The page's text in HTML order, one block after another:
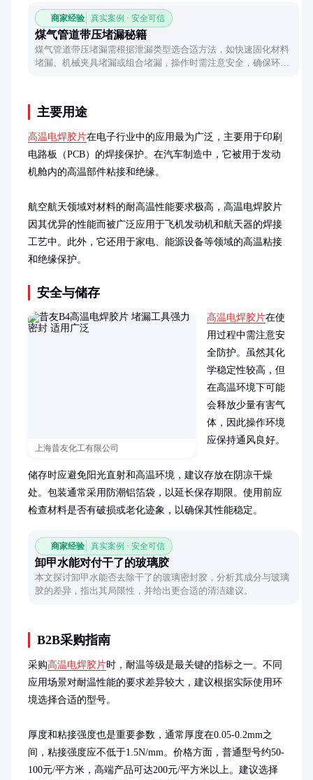
商家经验 真实案例 · 安全可信
煤气管道带压堵漏秘籍
煤气管道带压堵漏需根据泄漏类型选合适方法，如快速固化材料
堵漏、机械夹具堵漏或组合堵漏，操作时需注意安全，确保环境
主要用途
高温电焊胶片在电子行业中的应用最为广泛，主要用于印刷
电路板（PCB）的焊接保护。在汽车制造中，它被用于发动
机舱内的高温部件粘接和绝缘。
航空航天领域对材料的耐高温性能要求极高，高温电焊胶片
因其优异的性能而被广泛应用于飞机发动机和航天器的焊接
工艺中。此外，它还用于家电、能源设备等领域的高温粘接
和绝缘保护。
安全与储存
上海昔友化工有限公司
高温电焊胶片在使
用过程中需注意安
全防护。虽然其化
学稳定性较高，但
在高温环境下可能
会释放少量有害气
体，因此操作环境
应保持通风良好。
储存时应避免阳光直射和高温环境，建议存放在阴凉干燥
处。包装通常采用防潮铝箔袋，以延长保存期限。使用前应
检查材料是否有破损或老化迹象，以确保其性能稳定。
商家经验 真实案例 · 安全可信
卸甲水能对付干了的玻璃胶
本文探讨卸甲水能否去除干了的玻璃密封胶，分析其成分与玻璃
胶的差异，指出其局限性，并给出更合适的清洁建议。
B2B采购指南
采购高温电焊胶片时，耐温等级是最关键的指标之一。不同
应用场景对耐温性能的要求差异较大，建议根据实际使用环
境选择合适的型号。
厚度和粘接强度也是重要参数，通常厚度在0.05-0.2mm之
间，粘接强度应不低于1.5N/mm。价格方面，普通型号约50-
100元/平方米，高端产品可达200元/平方米以上。建议选择